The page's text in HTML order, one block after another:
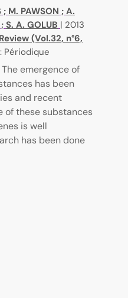
; M. PAWSON ; A.
; S. A. GOLUB | 2013
(Vol.32, n°6,
Périodique
emergence of
has been
and recent
of these substances
is well
has been done